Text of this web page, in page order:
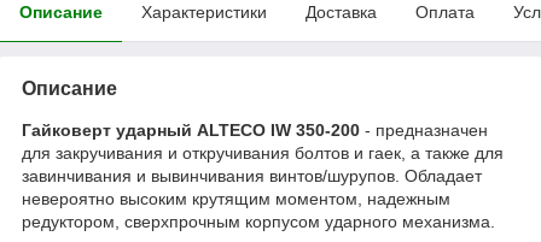
Описание Характеристики Доставка Оплата
Описание
Гайковерт ударный ALTECO IW 350-200 - предназначен
для закручивания и откручивания болтов и гаек, а также для
завинчивания и вывинчивания винтов/шурупов. Обладает
невероятно высоким крутящим моментом, надежным
редуктором, сверхпрочным корпусом ударного механизма.